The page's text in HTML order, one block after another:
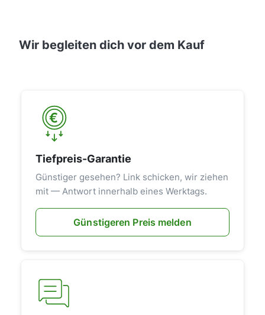
Wir begleiten dich vor dem Kauf
Tiefpreis-Garantie
Günstiger gesehen? Link schicken, wir ziehen
mit — Antwort innerhalb eines Werktags.
Günstigeren Preis melden